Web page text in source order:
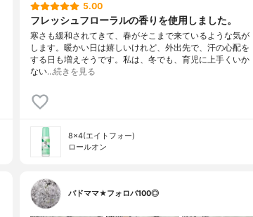
5.00
フレッシュフローラルの香りを使用しました。
寒さも緩和されてきて、春がそこまで来ているような気が
します。暖かい日は嬉しいけれど、外出先で、汗の心配を
する日も増えそうです。私は、冬でも、育児に上手くいか
ない…続きを見る
8×4(エイトフォー)
ロールオン
バドママ★フォロバ100◎